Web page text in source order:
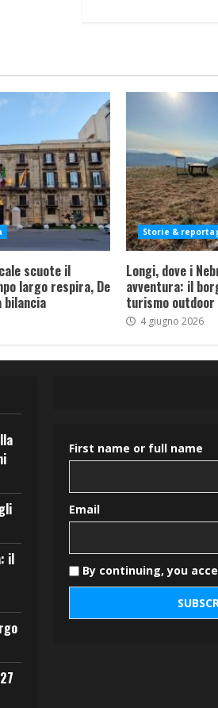
scuote il
largo respira, De
bilancia
Storie &
Longi, dove i
avventura: il
turismo outdoor
4 giugno 2026
il
First name or full name
Email
By continuing, you